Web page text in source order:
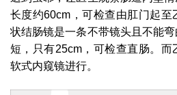
长度约60cm，可检查由肛门起至
状结肠镜是一条不带镜头且不能
短，只有25cm，可检查直肠。而
软式内窥镜进行。